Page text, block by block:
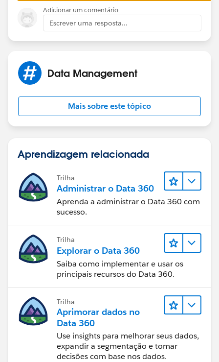
Adicionar um comentário
Escrever uma resposta...
Data Management
Mais sobre este tópico
Aprendizagem relacionada
Trilha
Administrar o Data 360
Aprenda a administrar o Data 360 com
sucesso.
Trilha
Explorar o Data 360
Saiba como implementar e usar os
principais recursos do Data 360.
Trilha
Aprimorar dados no
Data 360
Use insights para melhorar seus dados,
expandir a segmentação e tomar
decisões com base nos dados.